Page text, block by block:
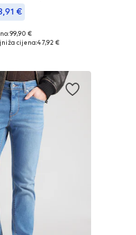
€
x 32, 32 x 34, 34 x 32
99,90 €
cijena:47,92 €